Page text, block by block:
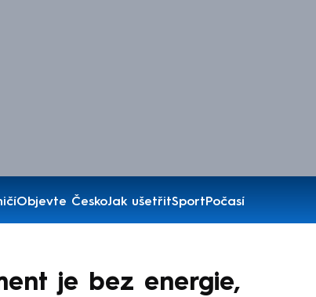
Objevte ČeskoJak ušetřitSportPočasí
je bez energie,